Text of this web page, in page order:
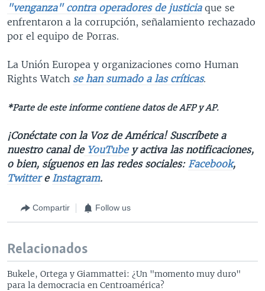
"venganza" contra operadores de justiciaque se
enfrentaron a la corrupción, señalamiento rechazado
por el equipo de Porras.
La Unión Europea y organizaciones como Human
Rights Watch se han sumado a las críticas.
*Parte de este informe contiene datos de AFP y AP.
¡Conéctate con la Voz de América! Suscríbete a
nuestro canal deYouTubey activa las notificaciones,
o bien, síguenos en las redes sociales: Facebook,
Twittere Instagram.
Compartir Follow us
Relacionados
Bukele, Ortega y Giammattei: ¿Un "momento muy duro"
para la democracia en Centroamérica?